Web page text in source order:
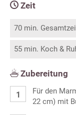
Zeit
70 min.
55 min. Koch &
Zubereitung
Für den
22 cm) mit